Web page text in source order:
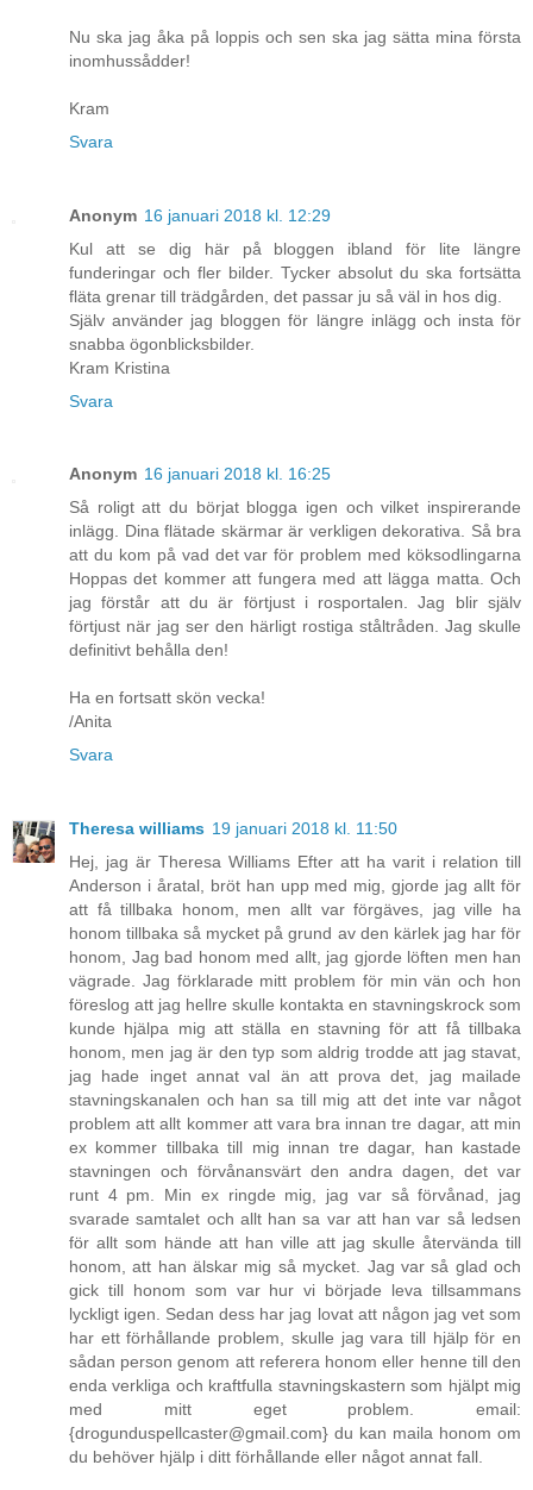
Nu ska jag åka på loppis och sen ska jag sätta mina första
inomhussådder!
Kram
Svara
Anonym 16 januari 2018 kl. 12:29
Kul att se dig här på bloggen ibland för lite längre
funderingar och fler bilder. Tycker absolut du ska fortsätta
fläta grenar till trädgården, det passar ju så väl in hos dig.
Själv använder jag bloggen för längre inlägg och insta för
snabba ögonblicksbilder.
Kram Kristina
Svara
Anonym 16 januari 2018 kl. 16:25
Så roligt att du börjat blogga igen och vilket inspirerande
inlägg. Dina flätade skärmar är verkligen dekorativa. Så bra
att du kom på vad det var för problem med köksodlingarna
Hoppas det kommer att fungera med att lägga matta. Och
jag förstår att du är förtjust i rosportalen. Jag blir själv
förtjust när jag ser den härligt rostiga ståltråden. Jag skulle
definitivt behålla den!
Ha en fortsatt skön vecka!
/Anita
Svara
Theresa williams 19 januari 2018 kl. 11:50
Hej, jag är Theresa Williams Efter att ha varit i relation till
Anderson i åratal, bröt han upp med mig, gjorde jag allt för
att få tillbaka honom, men allt var förgäves, jag ville ha
honom tillbaka så mycket på grund av den kärlek jag har för
honom, Jag bad honom med allt, jag gjorde löften men han
vägrade. Jag förklarade mitt problem för min vän och hon
föreslog att jag hellre skulle kontakta en stavningskrock som
kunde hjälpa mig att ställa en stavning för att få tillbaka
honom, men jag är den typ som aldrig trodde att jag stavat,
jag hade inget annat val än att prova det, jag mailade
stavningskanalen och han sa till mig att det inte var något
problem att allt kommer att vara bra innan tre dagar, att min
ex kommer tillbaka till mig innan tre dagar, han kastade
stavningen och förvånansvärt den andra dagen, det var
runt 4 pm. Min ex ringde mig, jag var så förvånad, jag
svarade samtalet och allt han sa var att han var så ledsen
för allt som hände att han ville att jag skulle återvända till
honom, att han älskar mig så mycket. Jag var så glad och
gick till honom som var hur vi började leva tillsammans
lyckligt igen. Sedan dess har jag lovat att någon jag vet som
har ett förhållande problem, skulle jag vara till hjälp för en
sådan person genom att referera honom eller henne till den
enda verkliga och kraftfulla stavningskastern som hjälpt mig
med mitt eget problem. email:
{drogunduspellcaster@gmail.com} du kan maila honom om
du behöver hjälp i ditt förhållande eller något annat fall.